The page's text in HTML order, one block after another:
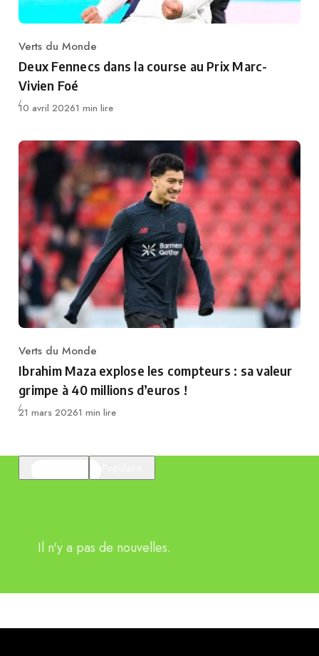
Category
Verts du Monde
Deux Fennecs dans la course au Prix Marc-
Vivien Foé
Publié
10 avril 20261 min lire
Category
Verts du Monde
Ibrahim Maza explose les compteurs : sa valeur
grimpe à 40 millions d’euros !
Publié
21 mars 20261 min lire
Il n'y a pas de nouvelles.